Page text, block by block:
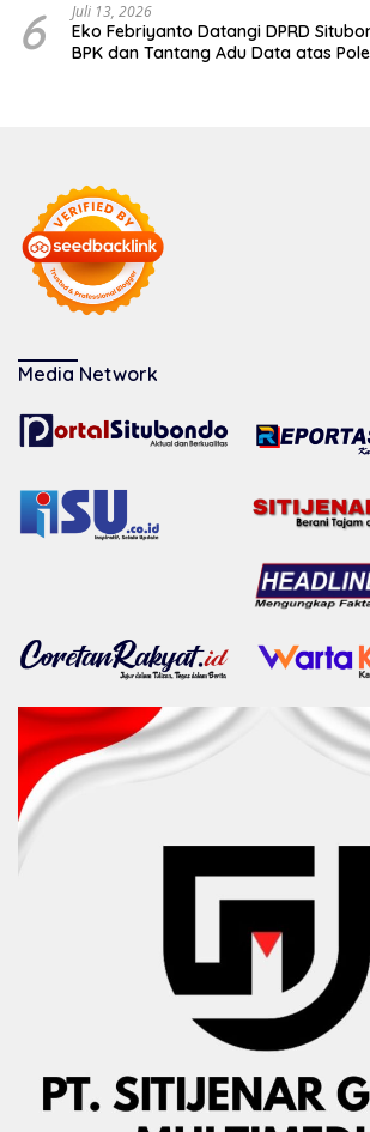
6 Juli 13, 2026
Eko Febriyanto Datangi DPRD
BPK dan Tantang Adu Data atas
Media Network